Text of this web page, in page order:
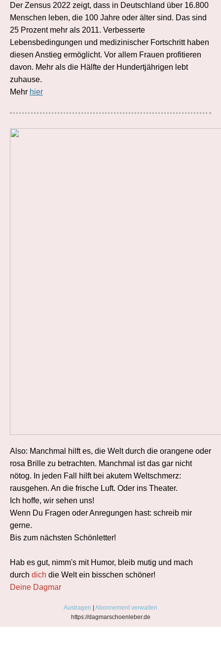
Der Zensus 2022 zeigt, dass in Deutschland über 16.800
Menschen leben, die 100 Jahre oder älter sind. Das sind
25 Prozent mehr als 2011. Verbesserte
Lebensbedingungen und medizinischer Fortschritt haben
diesen Anstieg ermöglicht. Vor allem Frauen profitieren
davon. Mehr als die Hälfte der Hundertjährigen lebt
zuhause.
Mehr hier
Also: Manchmal hilft es, die Welt durch die orangene oder
rosa Brille zu betrachten. Manchmal ist das gar nicht
nötog. In jeden Fall hilft bei akutem Weltschmerz:
rausgehen. An die frische Luft. Oder ins Theater.
Ich hoffe, wir sehen uns!
Wenn Du Fragen oder Anregungen hast: schreib mir
gerne.
Bis zum nächsten Schönletter!
Hab es gut, nimm's mit Humor, bleib mutig und mach
durch dich die Welt ein bisschen schöner!
Deine Dagmar
Austragen
Abonnement verwalten
https://dagmarschoenleber.de